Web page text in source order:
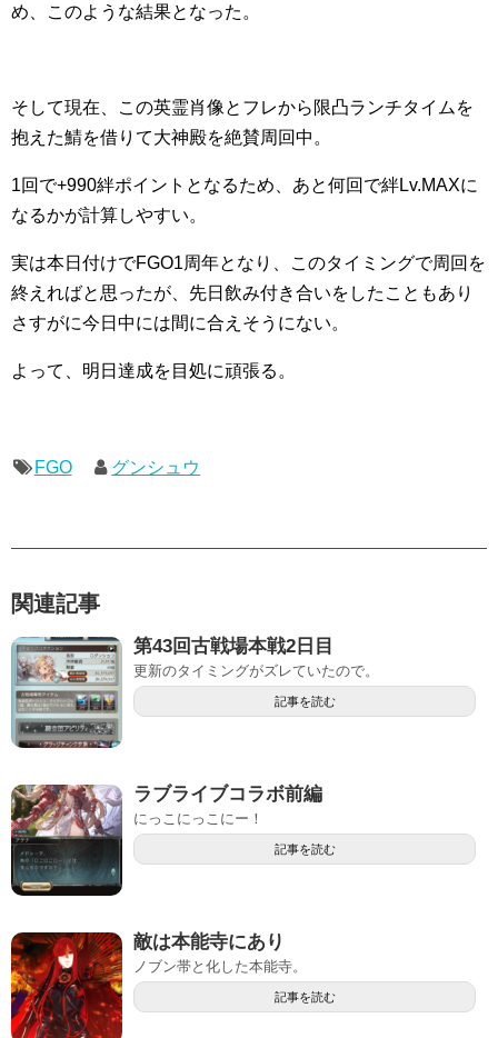
め、このような結果となった。
そして現在、この英霊肖像とフレから限凸ランチタイムを
抱えた鯖を借りて大神殿を絶賛周回中。
1回で+990絆ポイントとなるため、あと何回で絆Lv.MAXに
なるかが計算しやすい。
実は本日付けでFGO1周年となり、このタイミングで周回を
終えればと思ったが、先日飲み付き合いをしたこともあり
さすがに今日中には間に合えそうにない。
よって、明日達成を目処に頑張る。
FGO グンシュウ
関連記事
第43回古戦場本戦2日目
更新のタイミングがズレていたので。
記事を読む
ラブライブコラボ前編
にっこにっこにー！
記事を読む
敵は本能寺にあり
ノブン帯と化した本能寺。
記事を読む